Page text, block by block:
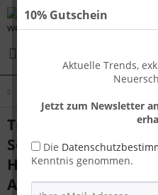
Travelhouse Tokyo
Schwarz 55 x 36 x
Hartschale | TSA-
Aluminiumrahmen
10% Gutschein
Aktuelle Trends,
Jetzt zum Newsletter
Die
Kenntnis genommen.